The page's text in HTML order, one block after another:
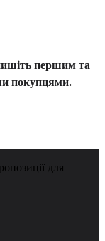
першим та
покупцями.
для